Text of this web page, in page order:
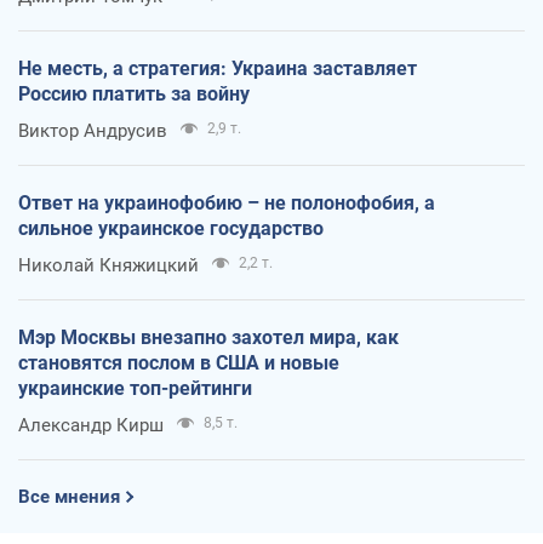
Не месть, а стратегия: Украина заставляет
Россию платить за войну
Виктор Андрусив 2,9 т.
Ответ на украинофобию – не полонофобия, а
сильное украинское государство
Николай Княжицкий 2,2 т.
Мэр Москвы внезапно захотел мира, как
становятся послом в США и новые
украинские топ-рейтинги
Александр Кирш 8,5 т.
Все мнения